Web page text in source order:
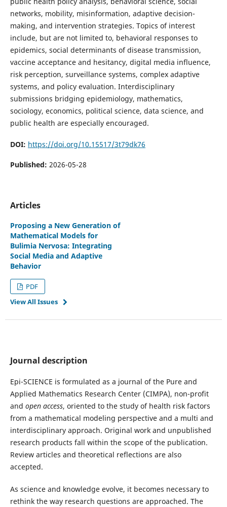
networks, mobility, misinformation, adaptive decision-
making, and intervention strategies. Topics of interest
include, but are not limited to, behavioral responses to
epidemics, social determinants of disease transmission,
vaccine acceptance and hesitancy, digital media influence,
risk perception, surveillance systems, complex adaptive
systems, and policy evaluation. Interdisciplinary
submissions bridging epidemiology, mathematics,
sociology, economics, political science, data science, and
public health are especially encouraged.
DOI: https://doi.org/10.15517/3t79dk76
Published: 2026-05-28
Articles
Proposing a New Generation of
Mathematical Models for
Bulimia Nervosa: Integrating
Social Media and Adaptive
Behavior
PDF
View All Issues
Journal description
Epi-SCIENCE is formulated as a journal of the Pure and
Applied Mathematics Research Center (CIMPA), non-profit
and open access, oriented to the study of health risk factors
from a mathematical modeling perspective and a multi and
interdisciplinary approach. Original work and unpublished
research products fall within the scope of the publication.
Review articles and theoretical reflections are also
accepted.
As science and knowledge evolve, it becomes necessary to
rethink the way research questions are approached. The